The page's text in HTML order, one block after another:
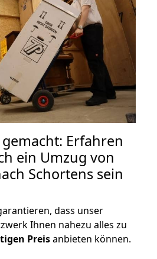
Erfahren
ein Umzug von
Schortens sein
dass unser
Ihnen nahezu alles zu
Preisanbieten können.